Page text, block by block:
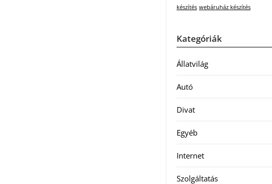
készítés webáruház készítés
Kategóriák
Állatvilág
Autó
Divat
Egyéb
Internet
Szolgáltatás